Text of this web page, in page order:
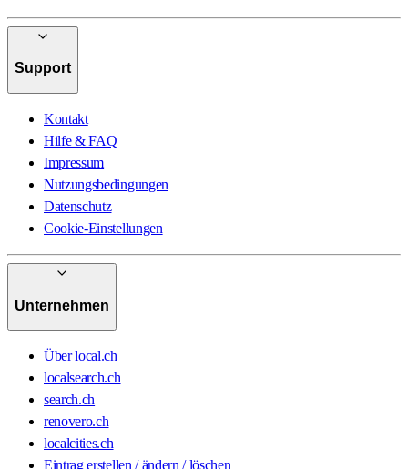
Support
Kontakt
Hilfe & FAQ
Impressum
Nutzungsbedingungen
Datenschutz
Cookie-Einstellungen
Unternehmen
Über local.ch
localsearch.ch
search.ch
renovero.ch
localcities.ch
Eintrag erstellen / ändern / löschen